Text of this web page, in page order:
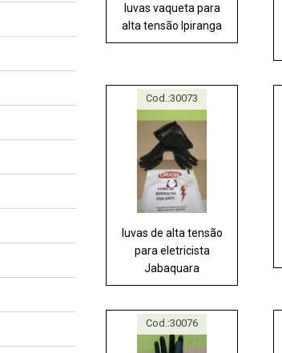
luvas vaqueta para
alta tensão Ipiranga
Cod.:30073
luvas de alta tensão
para eletricista
Jabaquara
Cod.:30076